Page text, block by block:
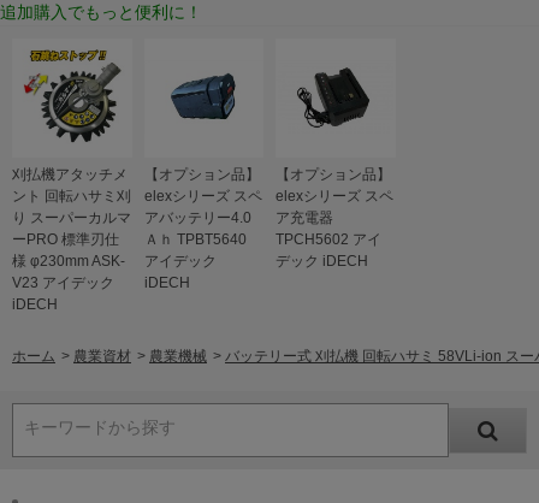
追加購入でもっと便利に！
刈払機アタッチメ
ント 回転ハサミ刈
り スーパーカルマ
ーPRO 標準刃仕
様 φ230mm ASK-
V23 アイデック
iDECH
【オプション品】
elexシリーズ スペ
アバッテリー4.0
Ａｈ TPBT5640
アイデック
iDECH
【オプション品】
elexシリーズ スペ
ア充電器
TPCH5602 アイ
デック iDECH
ホーム > 農業資材 > 農業機械 > バッテリー式 刈払機 回転ハサミ 58VLi-ion ス
キーワードから探す